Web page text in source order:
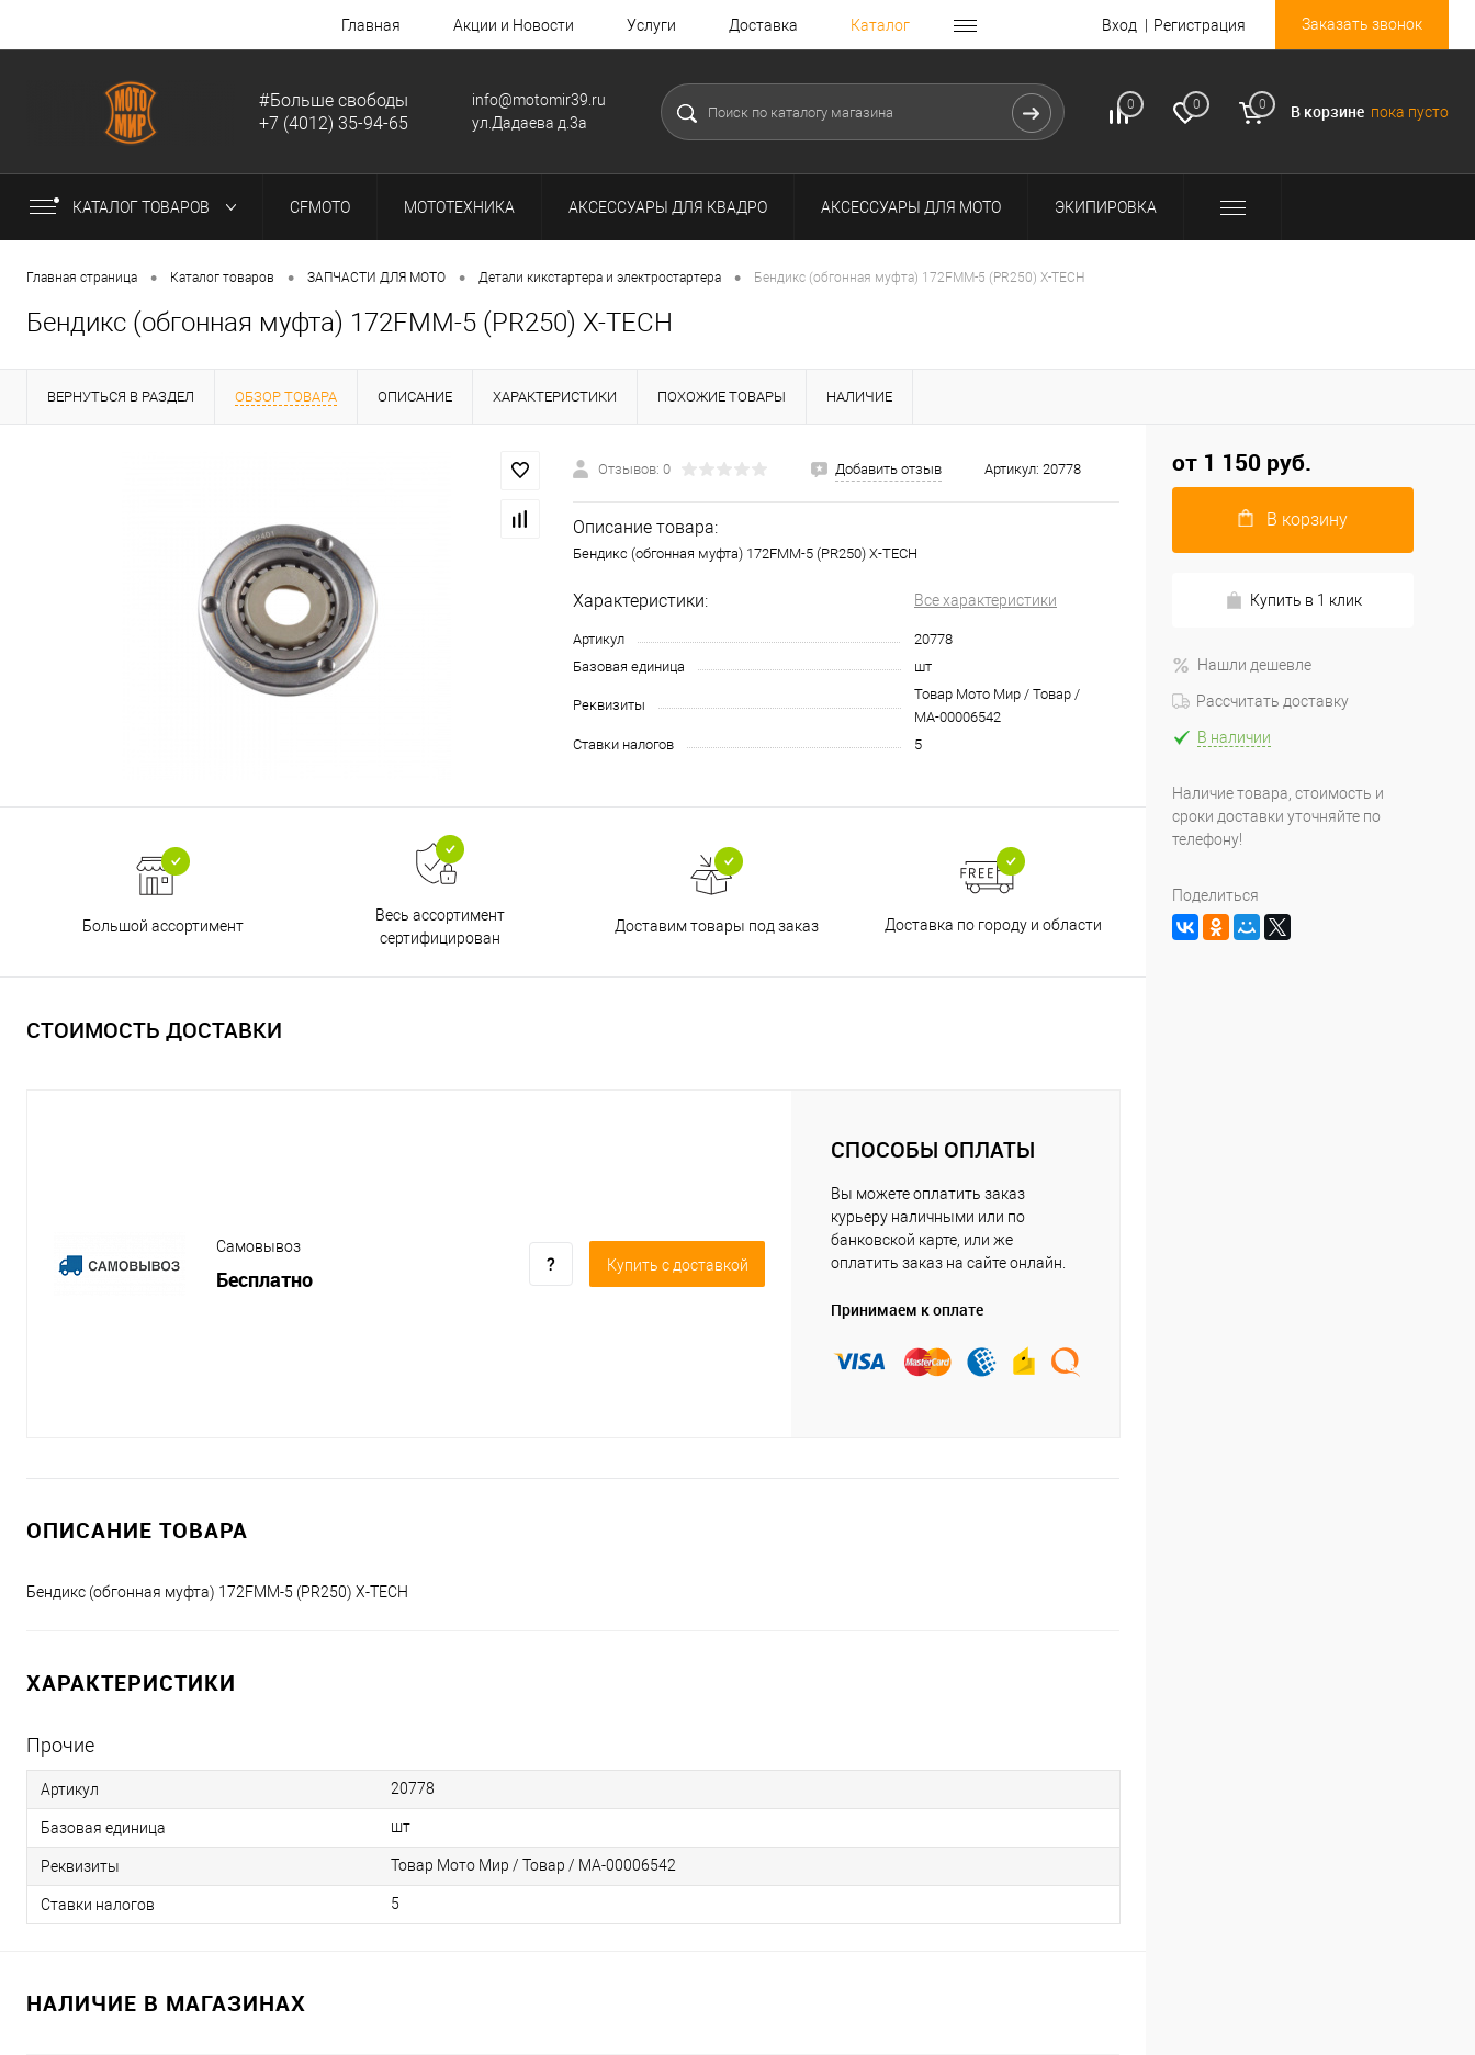
Главная Акции и Новости Услуги Доставка Каталог Вход Регистрация Заказать звонок
#Больше свободы
+7 (4012) 35-94-65
info@motomir39.ru
ул.Дадаева д.3а
0 0 0 В корзине пока пусто
КАТАЛОГ ТОВАРОВ CFMOTO МОТОТЕХНИКА АКСЕССУАРЫ ДЛЯ КВАДРО АКСЕССУАРЫ ДЛЯ МОТО ЭКИПИРОВКА
Главная страница • Каталог товаров • ЗАПЧАСТИ ДЛЯ МОТО • Детали кикстартера и электростартера • Бендикс (обгонная муфта) 172FMM-5 (PR250) X-TECH
Бендикс (обгонная муфта) 172FMM-5 (PR250) X-TECH
ВЕРНУТЬСЯ В РАЗДЕЛ ОБЗОР ТОВАРА ОПИСАНИЕ ХАРАКТЕРИСТИКИ ПОХОЖИЕ ТОВАРЫ НАЛИЧИЕ
Отзывов: 0 Добавить отзыв Артикул: 20778
Описание товара:
Бендикс (обгонная муфта) 172FMM-5 (PR250) X-TECH
Характеристики: Все характеристики
Артикул
20778
Базовая единица
шт
Реквизиты
Товар Мото Мир / Товар /
МА-00006542
Ставки налогов
5
Большой ассортимент
Весь ассортимент
сертифицирован
Доставим товары под заказ Доставка по городу и области
Принимаем все способы
оплаты
СТОИМОСТЬ ДОСТАВКИ
Самовывоз
Бесплатно
Купить c доставкой
СПОСОБЫ ОПЛАТЫ
Вы можете оплатить заказ
курьеру наличными или по
банковской карте, или же
оплатить заказ на сайте онлайн.
Принимаем к оплате
ОПИСАНИЕ ТОВАРА
Бендикс (обгонная муфта) 172FMM-5 (PR250) X-TECH
ХАРАКТЕРИСТИКИ
Прочие
Артикул 20778
Базовая единица шт
Реквизиты Товар Мото Мир / Товар / МА-00006542
Ставки налогов 5
НАЛИЧИЕ В МАГАЗИНАХ
от 1 150 руб.
В корзину
Купить в 1 клик
Нашли дешевле
Рассчитать доставку
В наличии
Наличие товара, стоимость и
сроки доставки уточняйте по
телефону!
Поделиться